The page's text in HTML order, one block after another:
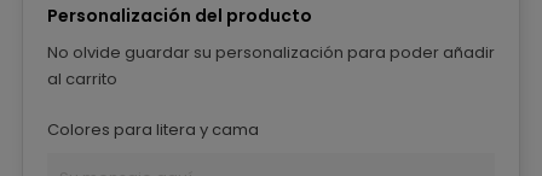
Personalización del producto
No olvide guardar su personalización para poder añadir
al carrito
Colores para litera y cama